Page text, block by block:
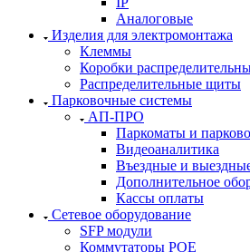
Аналоговые
Изделия для электромонтажа
Клеммы
Коробки
Распределительные щиты
Парковочные системы
АП-ПРО
Паркоматы и
Видеоаналитика
Въездные и
Дополнительное
Кассы оплаты
Сетевое оборудование
SFP модули
Коммутаторы POE